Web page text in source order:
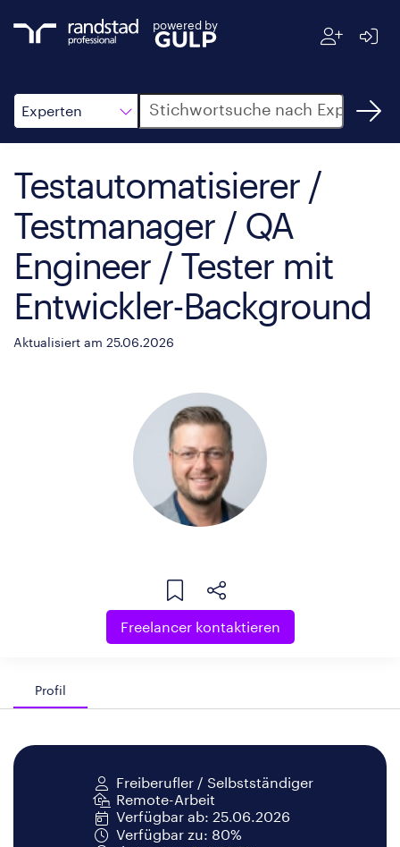
powered by
Experten
Suche
Testautomatisierer /
Testmanager / QA
Engineer / Tester mit
Entwickler-Background
Aktualisiert am 25.06.2026
Freelancer kontaktieren
Profil
Freiberufler / Selbstständiger
Remote-Arbeit
Verfügbar ab: 25.06.2026
Verfügbar zu: 80%